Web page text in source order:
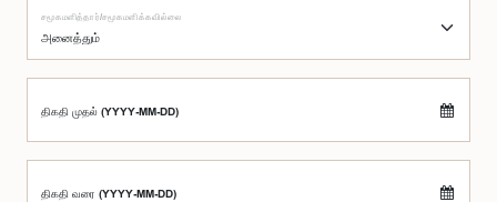
சமூகமளித்தார்/சமூகமளிக்கவில்லை
திகதி முதல் (YYYY-MM-DD)
திகதி வரை (YYYY-MM-DD)